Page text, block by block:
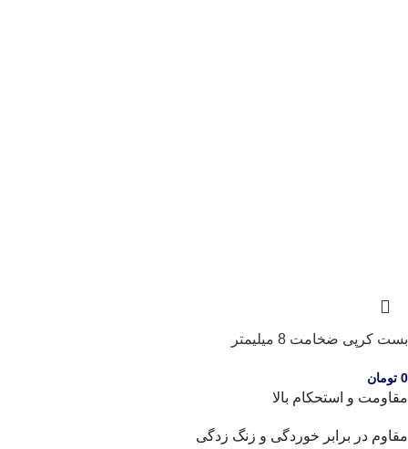
بست کرپی ضخامت 8 میلیمتر
0 تومان
مقاومت و استحکام بالا
مقاوم در برابر خوردگی و زنگ زدگی